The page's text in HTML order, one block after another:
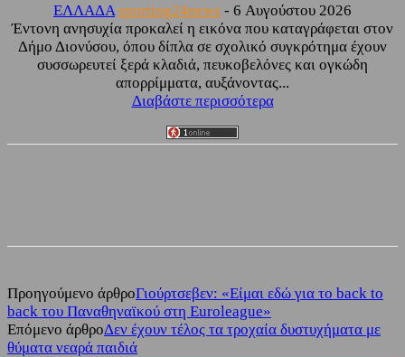
ΕΛΛΑΔΑ sporting24news - 6 Αυγούστου 2026
Έντονη ανησυχία προκαλεί η εικόνα που καταγράφεται στον
Δήμο Διονύσου, όπου δίπλα σε σχολικό συγκρότημα έχουν
συσσωρευτεί ξερά κλαδιά, πευκοβελόνες και ογκώδη
απορρίμματα, αυξάνοντας...
Διαβάστε περισσότερα
Προηγούμενο άρθροΓιούρτσεβεν: «Είμαι εδώ για το back to
back του Παναθηναϊκού στη Euroleague»
Επόμενο άρθροΔεν έχουν τέλος τα τροχαία δυστυχήματα με
θύματα νεαρά παιδιά